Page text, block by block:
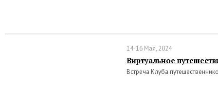
14-16 Мая, 2024
Виртуальное
Встреча Клуба